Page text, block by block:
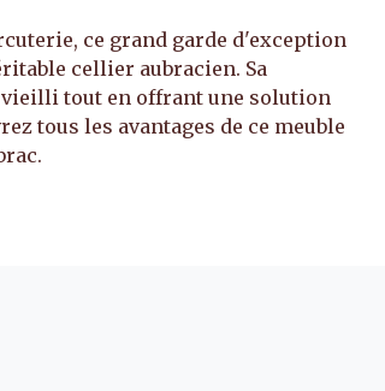
ce grand garde d'exception
cellier aubracien. Sa
tout en offrant une solution
tous les avantages de ce meuble